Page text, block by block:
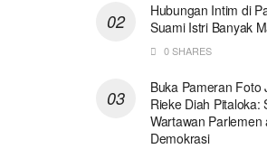
Hubungan Intim di
Suami Istri Banyak
0 SHARES
Buka Pameran Foto
Rieke Diah Pitaloka:
Wartawan Parlemen
Demokrasi